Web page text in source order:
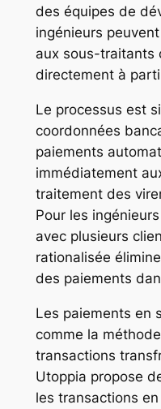
des équipes de
ingénieurs
aux sous-traitants
directement à
Le processus est
coordonnées
paiements
immédiatement
traitement des
Pour les
avec plusieurs
rationalisée
des paiements
Les paiements en
comme la
transactions
Utoppia propose
les transactions